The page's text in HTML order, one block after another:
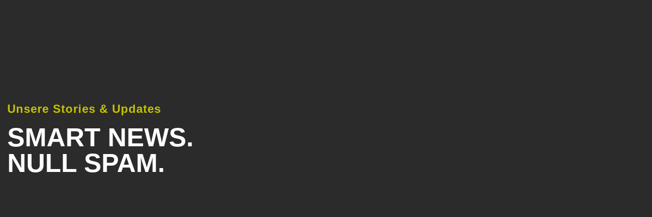
Unsere Stories & Updates
SMART NEWS.
NULL SPAM.